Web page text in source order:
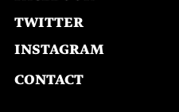
TWITTER
INSTAGRAM
CONTACT